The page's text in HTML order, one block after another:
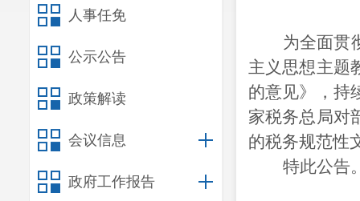
人事任免
公示公告
政策解读
会议信息
政府工作报告
为全面贯
主义思想主题
的意见》，持
家税务总局对
的税务规范性
特此公告